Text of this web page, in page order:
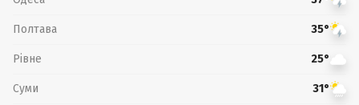
Полтава 35°
Рівне 25°
Суми 31°